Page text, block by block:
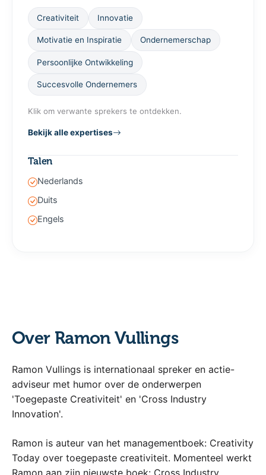
Creativiteit Innovatie
Motivatie en Inspiratie Ondernemerschap
Persoonlijke Ontwikkeling
Succesvolle Ondernemers
Klik om verwante sprekers te ontdekken.
Bekijk alle expertises
Talen
Nederlands
Duits
Engels
Over Ramon Vullings
Ramon Vullings is internationaal spreker en actie-
adviseur met humor over de onderwerpen
'Toegepaste Creativiteit' en 'Cross Industry
Innovation'.
Ramon is auteur van het managementboek: Creativity
Today over toegepaste creativiteit. Momenteel werkt